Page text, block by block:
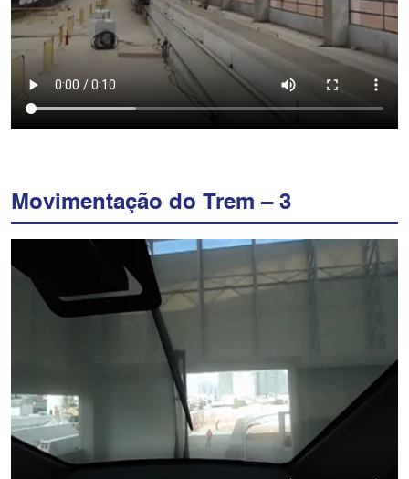
Movimentação do Trem – 3